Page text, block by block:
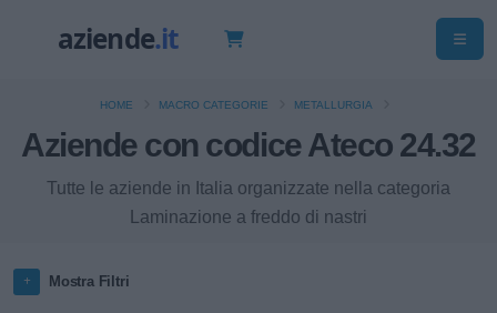
Aziende con codice Ateco 24.32
Tutte le aziende in Italia organizzate nella categoria
Laminazione a freddo di nastri
HOME MACRO CATEGORIE METALLURGIA
Mostra Filtri